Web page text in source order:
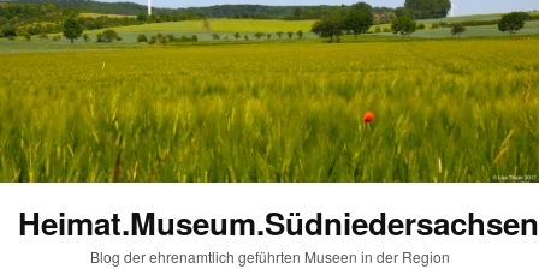
Heimat.Museum.Südniedersachsen
Blog der ehrenamtlich geführten Museen in der Region